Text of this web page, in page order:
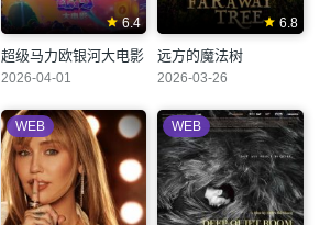
6.4
超级马力欧银河大电影
2026-04-01
6.8
远方的魔法树
2026-03-26
WEB WEB